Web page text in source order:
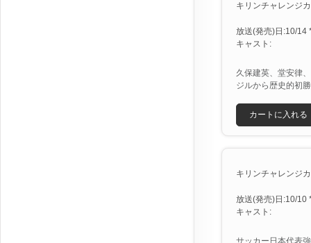
キリンチャレンジ
放送(発売)日:10/14
キャスト:
久保建英、堂安律
ジルから歴史的初
カートに入れる
キリンチャレンジ
放送(発売)日:10/10
キャスト:
サッカー日本代表